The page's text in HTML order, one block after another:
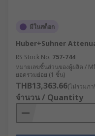
มีในสต็อก
Huber+Suhner
RS Stock No. 757-744
หมายเลขชิ้นส่วนของผู้ผลิต /
ยอดรวมย่อย (1 ชิ้น)
THB13,363.66(ไม่รวมภ
จำนวน / Quantity